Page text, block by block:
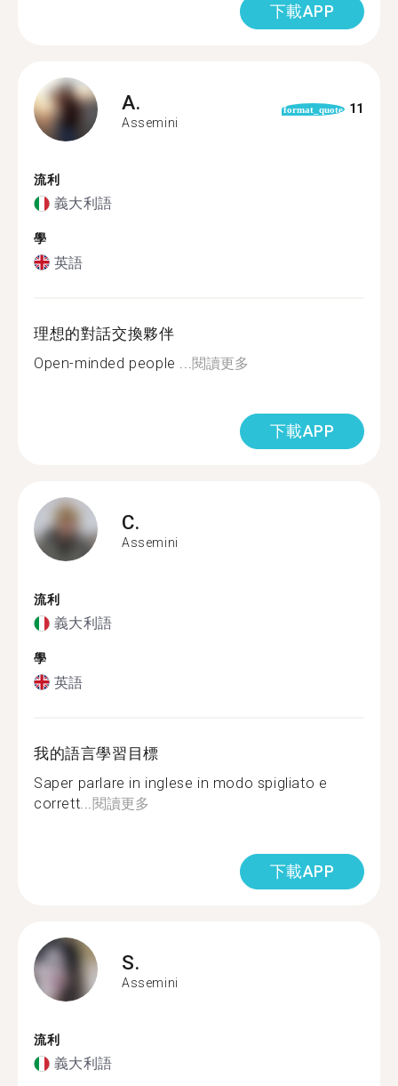
下載APP
A.
Assemini
format_quote 11
流利
義大利語
學
英語
理想的對話交換夥伴
Open-minded people ... 閱讀更多
下載APP
C.
Assemini
流利
義大利語
學
英語
我的語言學習目標
Saper parlare in inglese in modo spigliato e
corrett... 閱讀更多
下載APP
S.
Assemini
流利
義大利語